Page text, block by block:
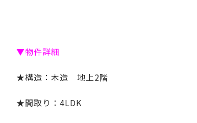
▼物件詳細
★構造：木造 地上2階
★間取り：4LDK